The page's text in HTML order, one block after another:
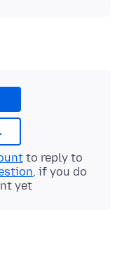
to reply to
, if you do
yet.